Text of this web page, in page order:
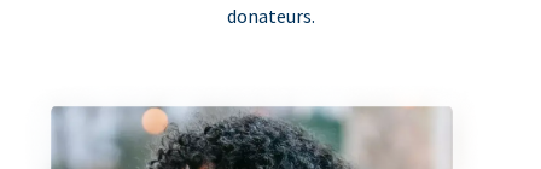
donateurs.